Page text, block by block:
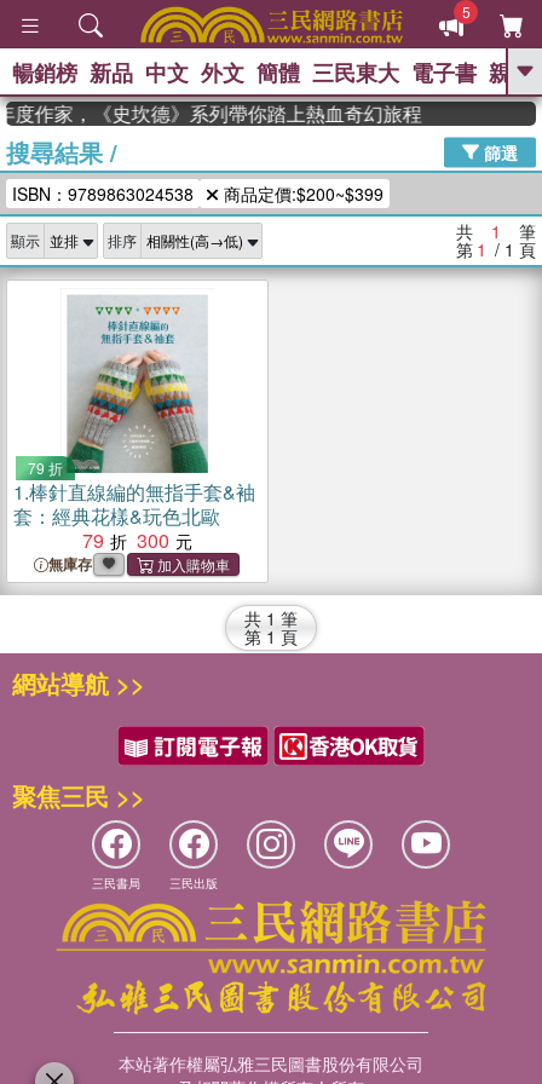
5
GO
高希均教授回憶錄
、 The Odyssey 、 父親節 、 如果歷
史是一群喵 、 暑期推薦
獎 臺灣漫遊錄 、 方念華 、 台灣的李
登輝時代
數學女孩：黎曼猜想 、
偉大的迷走神經
暢銷榜 新品 中文 外文 簡體 三民東大 電子書 親子
作家，《史坎德》系列帶你踏上熱血奇幻旅程
搜尋結果/
篩選
ISBN：9789863024538
商品定價:$200~$399
顯示 排序 共 1 筆
第 1 / 1 頁
79 折
1.棒針直線編的無指手套&袖
套：經典花樣&玩色北歐
79
300
無庫存
共 1 筆
第 1 頁
網站導航 >>
聚焦三民 >>
三民書局 三民出版
本站著作權屬弘雅三民圖書股份有限公司